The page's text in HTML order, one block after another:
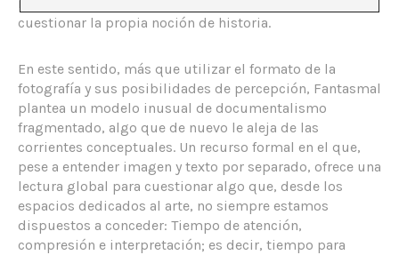
cuestionar la propia noción de historia.
En este sentido, más que utilizar el formato de la
fotografía y sus posibilidades de percepción, Fantasmal
plantea un modelo inusual de documentalismo
fragmentado, algo que de nuevo le aleja de las
corrientes conceptuales. Un recurso formal en el que,
pese a entender imagen y texto por separado, ofrece una
lectura global para cuestionar algo que, desde los
espacios dedicados al arte, no siempre estamos
dispuestos a conceder: Tiempo de atención,
compresión e interpretación; es decir, tiempo para